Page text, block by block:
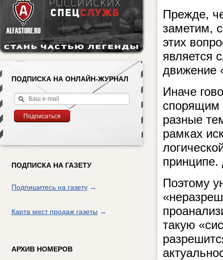
ПОДПИСКА НА ОНЛАЙН-ЖУРНАЛ
ПОДПИСКА НА ГАЗЕТУ
Подпишитесь на газету→
Карта мест продаж газеты→
АРХИВ НОМЕРОВ
Прежде,
заметим,
этих
является
движение
Иначе
спорящим
разные
рамках
принципе.
Поэтому
такую